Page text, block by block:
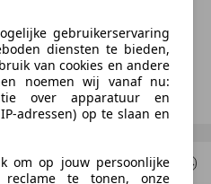
gebruikerservaring
diensten te bieden,
van cookies en andere
noemen wij vanaf nu:
over apparatuur en
adressen) op te slaan en
om op jouw persoonlijke
reclame te tonen, onze